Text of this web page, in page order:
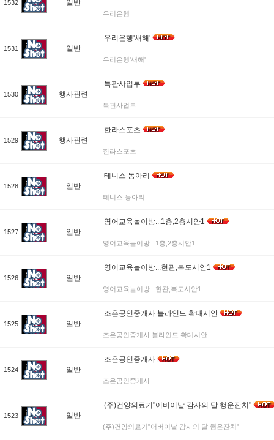
1532 일반
우리은행
1531 일반
우리은행'새해'
우리은행'새해'
1530 행사관련
특판사업부
특판사업부
1529 행사관련
한라스포츠
한라스포츠
1528 일반
테니스 동아리
테니스 동아리
1527 일반
영어교육놀이방...1층,2층시안1
영어교육놀이방...1층,2층시안1
1526 일반
영어교육놀이방...현관,복도시안1
영어교육놀이방...현관,복도시안1
1525 일반
조은공인중개사 블라인드 확대시안
조은공인중개사 블라인드 확대시안
1524 일반
조은공인중개사
조은공인중개사
1523 일반
(주)건양의료기"어버이날 감사의 달 행운잔치"
(주)건양의료기"어버이날 감사의 달 행운잔치"